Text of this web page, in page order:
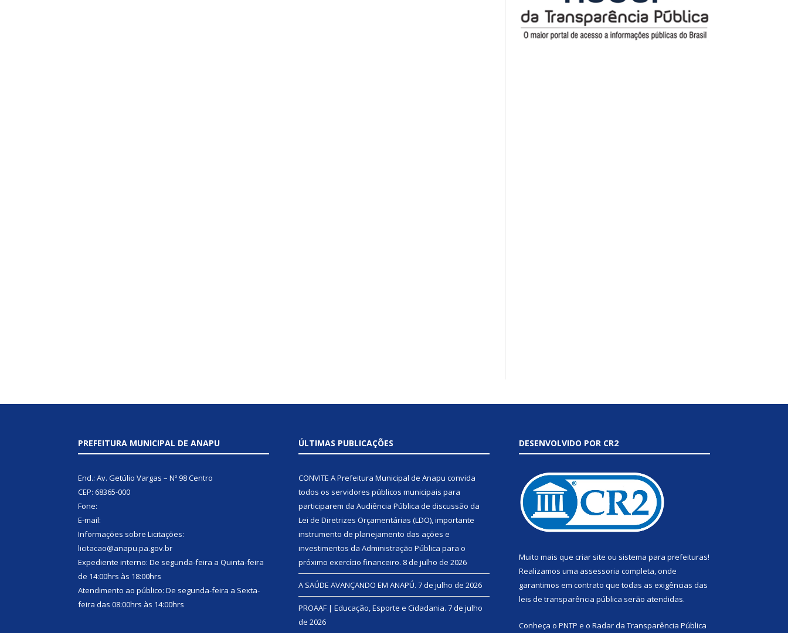
PREFEITURA MUNICIPAL DE ANAPU
End.: Av. Getúlio Vargas – Nº 98 Centro
CEP: 68365-000
Fone:
E-mail:
Informações sobre Licitações:
licitacao@anapu.pa.gov.br
Expediente interno: De segunda-feira a Quinta-feira
de 14:00hrs às 18:00hrs
Atendimento ao público: De segunda-feira a Sexta-
feira das 08:00hrs às 14:00hrs
ÚLTIMAS PUBLICAÇÕES
CONVITE A Prefeitura Municipal de Anapu convida
todos os servidores públicos municipais para
participarem da Audiência Pública de discussão da
Lei de Diretrizes Orçamentárias (LDO), importante
instrumento de planejamento das ações e
investimentos da Administração Pública para o
próximo exercício financeiro. 8 de julho de 2026
A SAÚDE AVANÇANDO EM ANAPÚ. 7 de julho de 2026
PROAAF | Educação, Esporte e Cidadania. 7 de julho
de 2026
DESENVOLVIDO POR CR2
Muito mais que criar site ou sistema para prefeituras!
Realizamos uma assessoria completa, onde
garantimos em contrato que todas as exigências das
leis de transparência pública serão atendidas.
Conheça o PNTP e o Radar da Transparência Pública